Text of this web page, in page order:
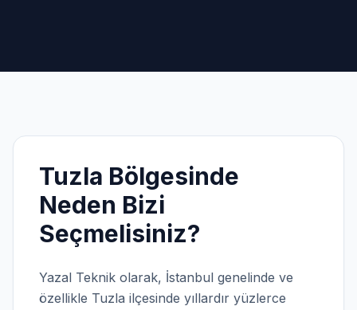
Tuzla Bölgesinde
Neden Bizi
Seçmelisiniz?
Yazal Teknik olarak, İstanbul genelinde ve
özellikle Tuzla ilçesinde yıllardır yüzlerce